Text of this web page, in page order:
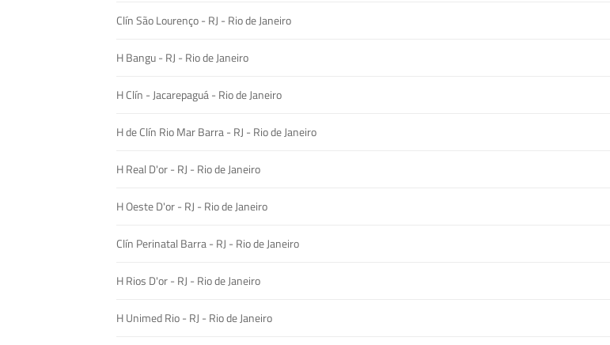
Clín São Lourenço - RJ - Rio de Janeiro
H Bangu - RJ - Rio de Janeiro
H Clín - Jacarepaguá - Rio de Janeiro
H de Clín Rio Mar Barra - RJ - Rio de Janeiro
H Real D'or - RJ - Rio de Janeiro
H Oeste D'or - RJ - Rio de Janeiro
Clín Perinatal Barra - RJ - Rio de Janeiro
H Rios D'or - RJ - Rio de Janeiro
H Unimed Rio - RJ - Rio de Janeiro